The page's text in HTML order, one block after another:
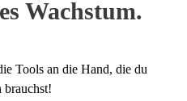
Wachstum.
Tools an die Hand, die du